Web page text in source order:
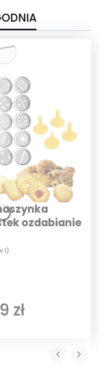
ozdabianie
1)
zł